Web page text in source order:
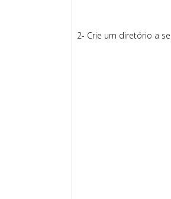
2- Crie um diretório a